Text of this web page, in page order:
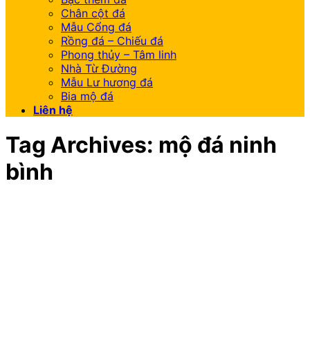
Chân cột đá
Mẫu Cổng đá
Rồng đá – Chiếu đá
Phong thủy – Tâm linh
Nhà Từ Đường
Mẫu Lư hương đá
Bia mộ đá
Liên hệ
Tag Archives: mộ đá ninh
bình